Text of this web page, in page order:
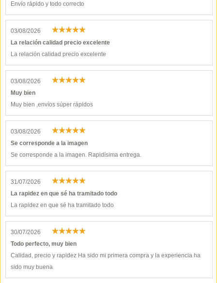
Envío rápido y todo correcto
03/08/2026
La relación calidad precio excelente
La relación calidad precio excelente
03/08/2026
Muy bien
Muy bien ,envíos súper rápidos
03/08/2026
Se corresponde a la imagen
Se corresponde a la imagen. Rapidísima entrega.
31/07/2026
La rapidez en que sé ha tramitado todo
La rapidez en que sé ha tramitado todo
30/07/2026
Todo perfecto, muy bien
Calidad, precio y rapidez Ha sido mi primera compra y la experiencia ha
sido muy buena